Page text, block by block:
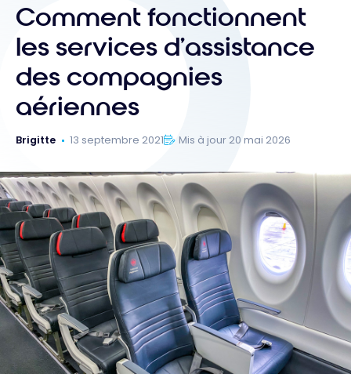
Comment fonctionnent
les services d’assistance
des compagnies
aériennes
Brigitte 13 septembre 2021 Mis à jour 20 mai 2026